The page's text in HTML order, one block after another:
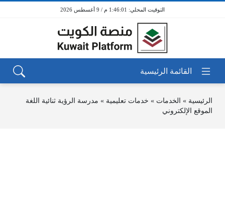
1:46:01 م / 9 أغسطس 2026
الرئيسية » الخدمات » خدمات تعليمية » مدرسة الرؤية ثنائية اللغة
الموقع الإلكتروني